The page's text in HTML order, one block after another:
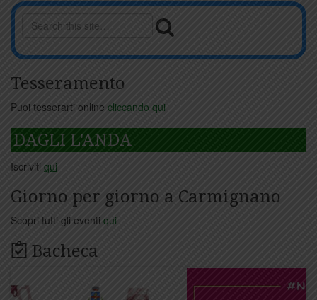
Tesseramento
Puoi tesserarti online cliccando qui
DAGLI L'ANDA
Iscriviti qui
Giorno per giorno a Carmignano
Scopri tutti gli eventi qui
Bacheca